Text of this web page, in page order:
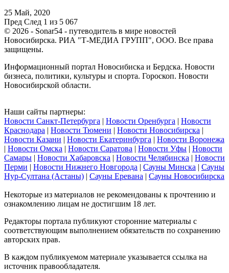
25 Май, 2020
Пред След 1 из 5 067
© 2026 - Sonar54 - путеводитель в мире новостей
Новосибирска. РИА "Т-МЕДИА ГРУПП", ООО. Все права
защищены.
Информационный портал Новосибиска и Бердска. Новости
бизнеса, политики, культуры и спорта. Гороскоп. Новости
Новосибирской области.
Наши сайты партнеры:
Новости Санкт-Петербурга | Новости Оренбурга | Новости
Краснодара | Новости Тюмени | Новости Новосибирска |
Новости Казани | Новости Екатеринбурга | Новости Воронежа
| Новости Омска | Новости Саратова | Новости Уфы | Новости
Самары | Новости Хабаровска | Новости Челябинска | Новости
Перми | Новости Нижнего Новгорода | Сауны Минска | Сауны
Нур-Султана (Астаны) | Сауны Еревана | Сауны Новосибирска
Некоторые из материалов не рекомендованы к прочтению и
ознакомлению лицам не достигшим 18 лет.
Редакторы портала публикуют сторонние материалы с
соответствующим выполнением обязательств по сохранению
авторских прав.
В каждом публикуемом материале указывается ссылка на
источник правообладателя.